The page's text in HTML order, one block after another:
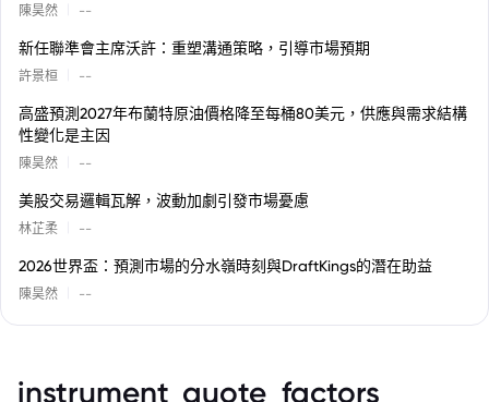
陳昊然 --
新任聯準會主席沃許：重塑溝通策略，引導市場預期
許景桓 --
高盛預測2027年布蘭特原油價格降至每桶80美元，供應與需求結構
性變化是主因
陳昊然 --
美股交易邏輯瓦解，波動加劇引發市場憂慮
林芷柔 --
2026世界盃：預測市場的分水嶺時刻與DraftKings的潛在助益
陳昊然 --
instrument_quote_factors